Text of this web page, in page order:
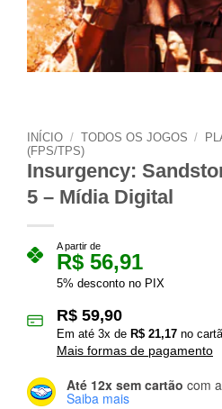
INÍCIO / TODOS OS JOGOS /
(FPS/TPS)
Insurgency:
5 – Mídia Digital
A partir de
R$ 56,91
5% desconto no PIX
R$ 59,90
Em até 3x de R$ 21,17 no
Mais formas de pagamento
Até 12x sem cartão com
Saiba mais